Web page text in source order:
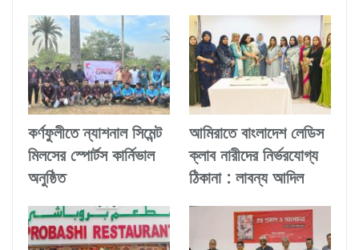
কর্ণফুলীতে ন্যাশনাল সিমেন্ট
মিলসের স্পোর্টস কার্নিভাল
অনুষ্ঠিত
আমিরাতে বাংলাদেশ লেডিস
ক্লাব নারীদের নির্ভরযোগ্য
ঠিকানা : লাবন্য আদিল